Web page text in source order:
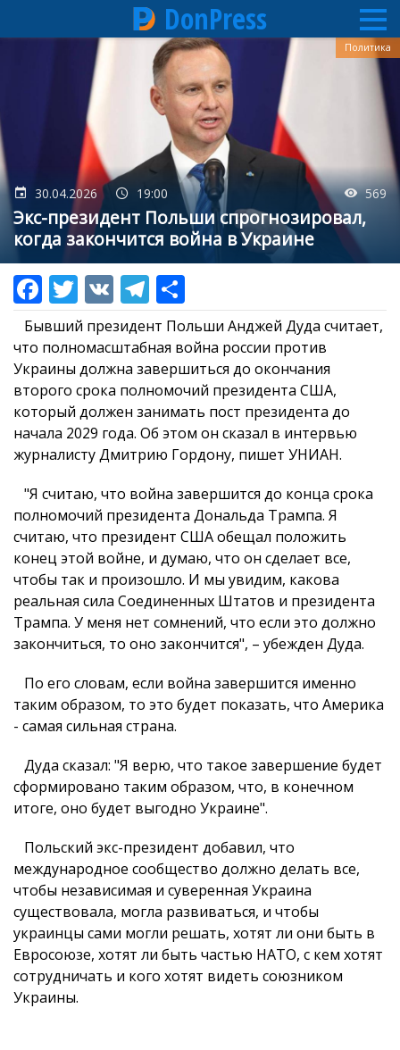
содержанию
DonPress
30.04.2026 19:00 569
Экс-президент Польши спрогнозировал,
когда закончится война в Украине
Политика
Бывший президент Польши Анджей Дуда считает,
что полномасштабная война россии против
Украины должна завершиться до окончания
второго срока полномочий президента США,
который должен занимать пост президента до
начала 2029 года. Об этом он сказал в интервью
журналисту Дмитрию Гордону, пишет УНИАН.
"Я считаю, что война завершится до конца срока
полномочий президента Дональда Трампа. Я
считаю, что президент США обещал положить
конец этой войне, и думаю, что он сделает все,
чтобы так и произошло. И мы увидим, какова
реальная сила Соединенных Штатов и президента
Трампа. У меня нет сомнений, что если это должно
закончиться, то оно закончится", – убежден Дуда.
По его словам, если война завершится именно
таким образом, то это будет показать, что Америка
- самая сильная страна.
Дуда сказал: "Я верю, что такое завершение будет
сформировано таким образом, что, в конечном
итоге, оно будет выгодно Украине".
Польский экс-президент добавил, что
международное сообщество должно делать все,
чтобы независимая и суверенная Украина
существовала, могла развиваться, и чтобы
украинцы сами могли решать, хотят ли они быть в
Евросоюзе, хотят ли быть частью НАТО, с кем хотят
сотрудничать и кого хотят видеть союзником
Украины.